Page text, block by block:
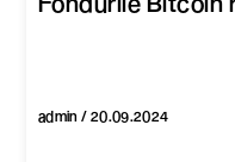
admin / 20.09.2024